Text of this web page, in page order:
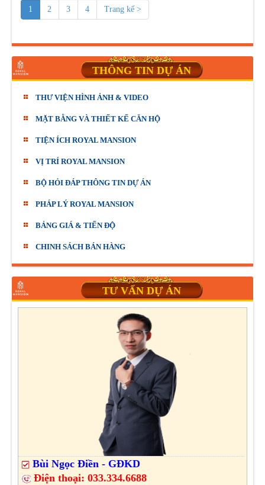
1 2 3 4 Trang kế >
THÔNG TIN DỰ ÁN
THƯ VIỆN HÌNH ẢNH & VIDEO
MẶT BẰNG VÀ THIẾT KẾ CĂN HỘ
TIỆN ÍCH ROYAL MANSION
VỊ TRÍ ROYAL MANSION
BỘ HỎI ĐÁP THÔNG TIN DỰ ÁN
PHÁP LÝ ROYAL MANSION
BẢNG GIÁ & TIẾN ĐỘ
CHINH SÁCH BÁN HÀNG
TƯ VẤN DỰ ÁN
Bùi Ngọc Điền - GĐKD
Điện thoại:033.334.6688